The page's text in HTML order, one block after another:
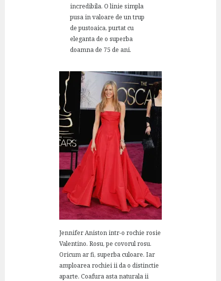
incredibila. O linie simpla
pusa in valoare de un trup
de pustoaica, purtat cu
eleganta de o superba
doamna de 75 de ani.
Jennifer Aniston intr-o rochie rosie
Valentino. Rosu, pe covorul rosu.
Oricum ar fi, superba culoare. Iar
amploarea rochiei ii da o distinctie
aparte. Coafura asta naturala ii